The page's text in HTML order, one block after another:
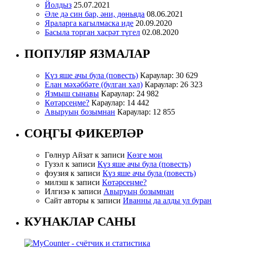
Йолдыз 25.07.2021
Әле дә син бар, әни, дөньяда 08.06.2021
Яраларга кагылмаска иде 20.09.2020
Басыла торган хасрәт түгел 02.08.2020
ПОПУЛЯР ЯЗМАЛАР
Күз яше ачы була (повесть) Караулар: 30 629
Елан мәхәббәте (булган хәл) Караулар: 26 323
Язмыш сынавы Караулар: 24 982
Көтәрсеңме? Караулар: 14 442
Авыруың бозымнан Караулар: 12 855
СОҢГЫ ФИКЕРЛӘР
Гөлнур Айзат к записи Көзге моң
Гузэл к записи Күз яше ачы була (повесть)
фэузия к записи Күз яше ачы була (повесть)
милэш к записи Көтәрсеңме?
Илгизә к записи Авыруың бозымнан
Сайт авторы к записи Иванны да алды ул буран
КУНАКЛАР САНЫ